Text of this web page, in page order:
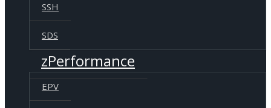
SSH
SDS
zPerformance
EPV